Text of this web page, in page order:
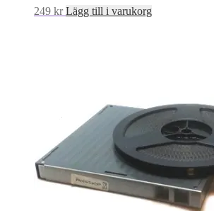
249 kr Lägg till i varukorg